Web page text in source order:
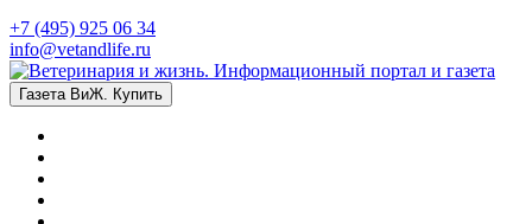
+7 (495) 925 06 34
info@vetandlife.ru
Газета ВиЖ. Купить